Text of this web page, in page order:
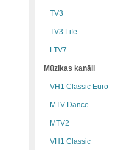
TV3
TV3 Life
LTV7
Mūzikas kanāli
VH1 Classic Euro
MTV Dance
MTV2
VH1 Classic